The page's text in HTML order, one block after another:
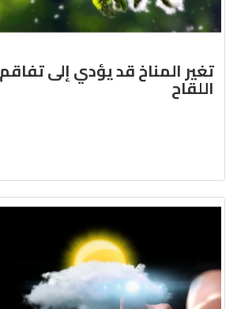
تغير المناخ قد يؤدي إلى
اللقاح